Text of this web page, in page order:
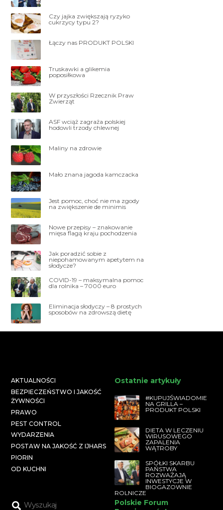
Czy jajka zwiększają ryzyko
cukrzycy typu 2?
Łączy nas PRODUKT POLSKI
Truskawki a glikemia
poposiłkowa
W przyszłości Rzecznik Praw
Zwierząt
ASF wciąż zagraża polskiej
hodowli trzody chlewnej
Maliny na zdrowie
Mało znana jagoda kamczacka
Jest pomoc, choć nie ma zgody
na zwiększenie de minimis
Nowe przepisy – znakowanie
mięsa flagą kraju pochodzenia
Jak poradzić sobie z
niepohamowanym apetytem na
słodycze?
COVID-19 – maksymalna pomoc
dla rolnika – 7000 euro
Eliminacja słodyczy – 8 prostych
sposobów na zdrowszą dietę
AKTUALNOŚCI
BEZPIECZEŃSTWO I JAKOŚĆ
ŻYWNOŚCI
PRAWO
PEST CONTROL
WYDARZENIA
POSTAW NA JAKOŚĆ Z IJHARS
PIORIN
OD KUCHNI
Ostatnie artykuły
#KUPUJŚWIADOMIE
NA GRILLA –
PRODUKT POLSKI
DIETA W LECZENIU
WIRUSOWEGO
ZAPALENIA
WĄTROBY
SPÓŁKI SKARBU
PAŃSTWA
ROZWAŻAJĄ
INWESTYCJE W
BIOGAZOWNIE
ROLNICZE
Polskie Forum